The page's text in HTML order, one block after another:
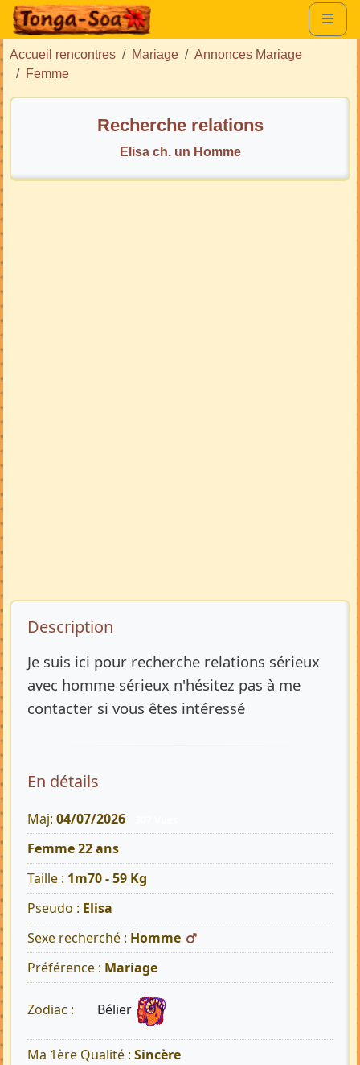
Accueil rencontres Mariage
Annonces Mariage
Femme
Recherche relations
Elisa ch. un Homme
Description de l’annonce
Description
Je suis ici pour recherche relations sérieux
avec homme sérieux n'hésitez pas à me
contacter si vous êtes intéressé
En détails
Maj: 04/07/2026
Femme 22 ans
Taille : 1m70 - 59 Kg
Pseudo : Elisa
Sexe recherché : Homme
Préférence : Mariage
Zodiac : Bélier
Ma 1ère Qualité : Sincère